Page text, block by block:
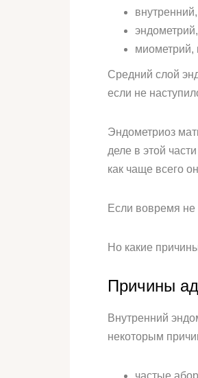
Средний слой
если не
Эндометриоз
деле в этой
как чаще всего
Если вовремя не
Но какие
Причины
Внутренний
некоторым
частые